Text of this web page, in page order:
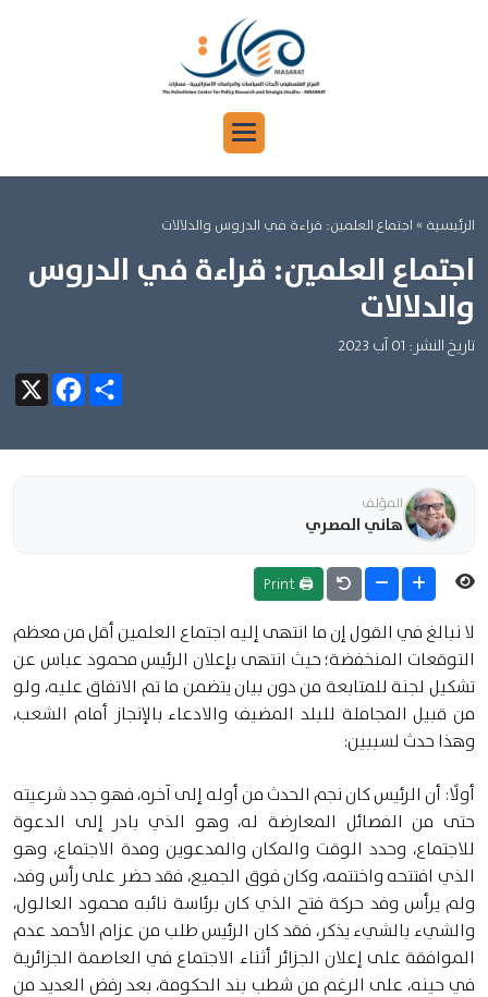
الرئيسية» اجتماع العلمين: قراءة في الدروس والدلالات ‎
اجتماع العلمين: قراءة في الدروس
والدلالات ‎
تاريخ النشر: 01 آب 2023
X
FacebookShare
المؤلف
هاني المصري
🖨 Print
لا نبالغ في القول إن ما انتهى إليه اجتماع العلمين أقل من معظم
التوقعات المنخفضة؛ حيث انتهى بإعلان الرئيس محمود عباس عن
تشكيل لجنة للمتابعة من دون بيان يتضمن ما تم الاتفاق عليه، ولو
من قبيل المجاملة للبلد المضيف والادعاء بالإنجاز أمام الشعب،
وهذا حدث لسببين:
أولًا: أن الرئيس كان نجم الحدث من أوله إلى آخره، فهو جدد شرعيته
حتى من الفصائل المعارضة له، وهو الذي بادر إلى الدعوة
للاجتماع، وحدد الوقت والمكان والمدعوين ومدة الاجتماع، وهو
الذي افتتحه واختتمه، وكان فوق الجميع، فقد حضر على رأس وفد،
ولم يرأس وفد حركة فتح الذي كان برئاسة نائبه محمود العالول،
والشيء بالشيء يذكر، فقد كان الرئيس طلب من عزام الأحمد عدم
الموافقة على إعلان الجزائر أثناء الاجتماع في العاصمة الجزائرية
في حينه، على الرغم من شطب بند الحكومة، بعد رفض العديد من